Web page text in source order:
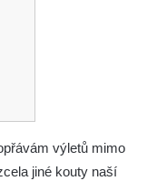
výletů mimo
jiné kouty naší